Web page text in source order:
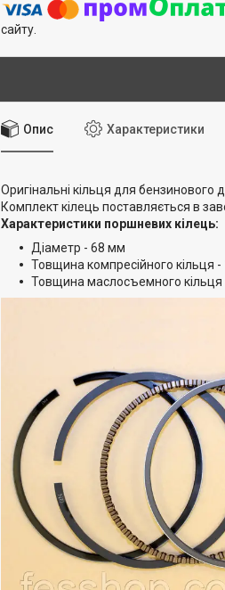
сайту.
Опис Характеристики
Оригінальні кільця для бензинового
Комплект кілець поставляється в
Характеристики поршневих кілець:
Діаметр - 68 мм
Товщина компресійного кільця
Товщина маслосъемного